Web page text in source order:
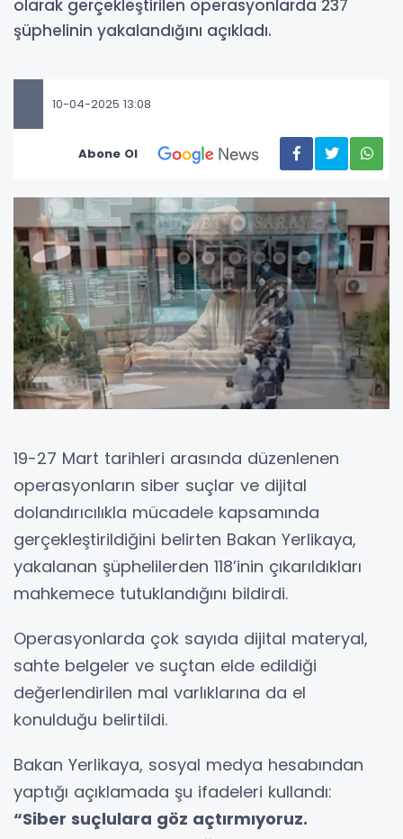
olarak gerçekleştirilen operasyonlarda 237
şüphelinin yakalandığını açıkladı.
10-04-2025 13:08
Abone Ol
19-27 Mart tarihleri arasında düzenlenen
operasyonların siber suçlar ve dijital
dolandırıcılıkla mücadele kapsamında
gerçekleştirildiğini belirten Bakan Yerlikaya,
yakalanan şüphelilerden 118’inin çıkarıldıkları
mahkemece tutuklandığını bildirdi.
Operasyonlarda çok sayıda dijital materyal,
sahte belgeler ve suçtan elde edildiği
değerlendirilen mal varlıklarına da el
konulduğu belirtildi.
Bakan Yerlikaya, sosyal medya hesabından
yaptığı açıklamada şu ifadeleri kullandı:
“Siber suçlulara göz açtırmıyoruz.